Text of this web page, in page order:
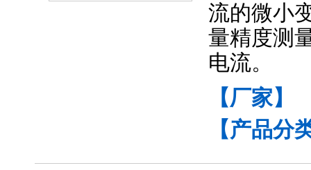
流的微小
量精度测
电流。
【厂家】
【产品分